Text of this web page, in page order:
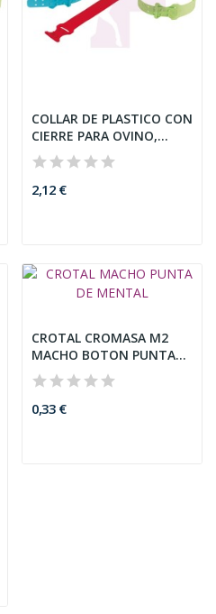
COLLAR DE PLASTICO CON
CIERRE PARA OVINO,
56CM,...
2,12 €
CROTAL CROMASA M2
MACHO BOTON PUNTA
DE METAL
0,33 €